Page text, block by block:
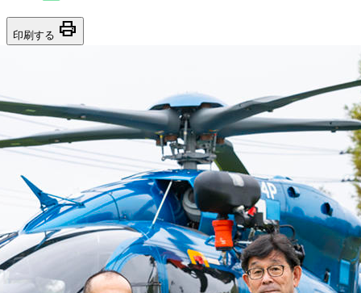
印刷する print